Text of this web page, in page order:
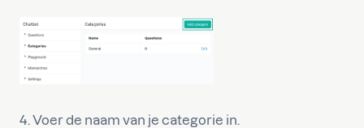
4. Voer de naam van je categorie in.